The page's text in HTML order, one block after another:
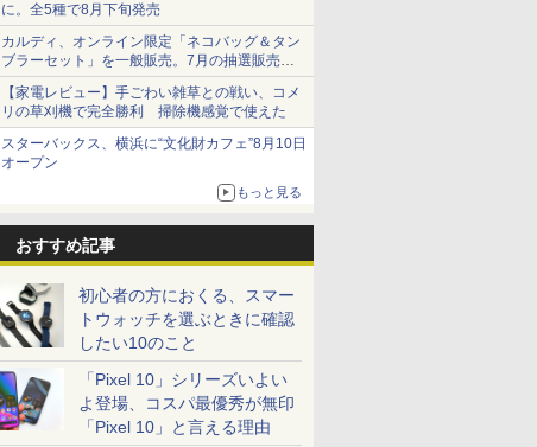
に。全5種で8月下旬発売
カルディ、オンライン限定「ネコバッグ＆タン
ブラーセット」を一般販売。7月の抽選販売の
当選無効分
【家電レビュー】手ごわい雑草との戦い、コメ
リの草刈機で完全勝利 掃除機感覚で使えた
スターバックス、横浜に“文化財カフェ”8月10日
オープン
もっと見る
おすすめ記事
初心者の方におくる、スマー
トウォッチを選ぶときに確認
したい10のこと
「Pixel 10」シリーズいよい
よ登場、コスパ最優秀が無印
「Pixel 10」と言える理由